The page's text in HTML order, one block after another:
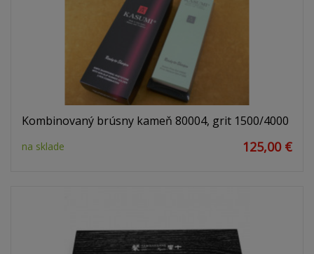
Kombinovaný brúsny kameň 80004, grit 1500/4000
na sklade 125,00 €